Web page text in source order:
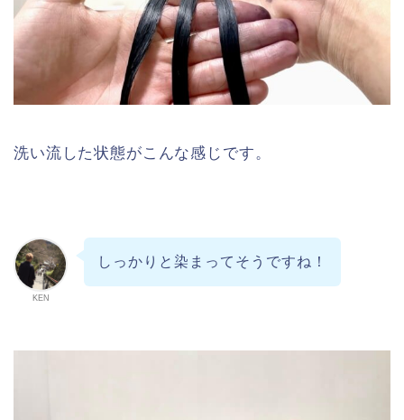
洗い流した状態がこんな感じです。
KEN
しっかりと染まってそうですね！